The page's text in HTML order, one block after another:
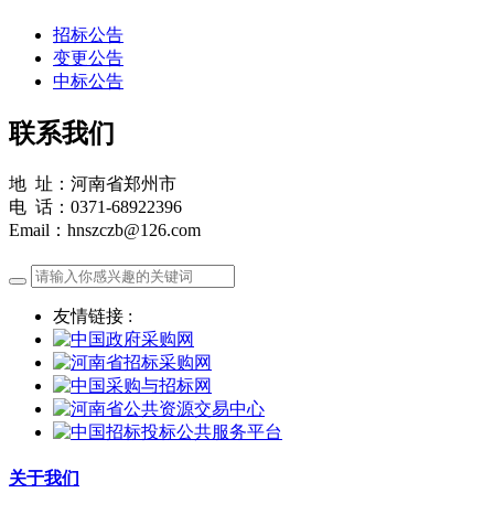
招标公告
变更公告
中标公告
联系我们
地 址：河南省郑州市
电 话：0371-68922396
Email：hnszczb@126.com
友情链接 :
关于我们